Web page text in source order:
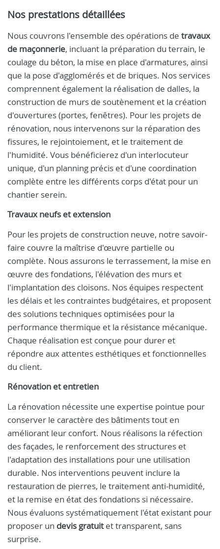
Nos prestations détaillées
Nous couvrons l'ensemble des opérations de travaux
de maçonnerie, incluant la préparation du terrain, le
coulage du béton, la mise en place d'armatures, ainsi
que la pose d'agglomérés et de briques. Nos services
comprennent également la réalisation de dalles, la
construction de murs de soutènement et la création
d'ouvertures (portes, fenêtres). Pour les projets de
rénovation, nous intervenons sur la réparation des
fissures, le rejointoiement, et le traitement de
l'humidité. Vous bénéficierez d'un interlocuteur
unique, d'un planning précis et d'une coordination
complète entre les différents corps d'état pour un
chantier serein.
Travaux neufs et extension
Pour les projets de construction neuve, notre savoir-
faire couvre la maîtrise d'œuvre partielle ou
complète. Nous assurons le terrassement, la mise en
œuvre des fondations, l'élévation des murs et
l'implantation des cloisons. Nos équipes respectent
les délais et les contraintes budgétaires, et proposent
des solutions techniques optimisées pour la
performance thermique et la résistance mécanique.
Chaque réalisation est conçue pour durer et
répondre aux attentes esthétiques et fonctionnelles
du client.
Rénovation et entretien
La rénovation nécessite une expertise pointue pour
conserver le caractère des bâtiments tout en
améliorant leur confort. Nous réalisons la réfection
des façades, le renforcement des structures et
l'adaptation des installations pour une utilisation
durable. Nos interventions peuvent inclure la
restauration de pierres, le traitement anti-humidité,
et la remise en état des fondations si nécessaire.
Nous évaluons systématiquement l'état existant pour
proposer un devis gratuitet transparent, sans
surprise.